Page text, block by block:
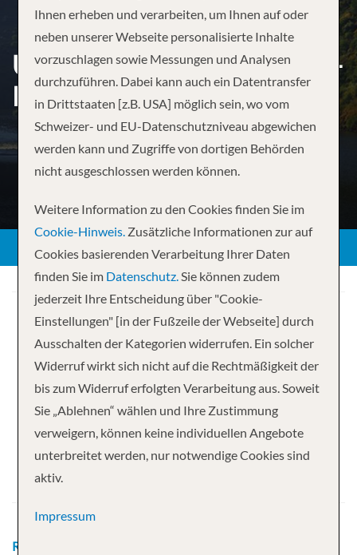
UNFORGETTABLE DOURO –
PORTO TO PORTO
Ihre Kreuzfahrt
10 NächteScenic Azure
Abfahrt
Route
Ihnen erheben und verarbeiten, um Ihnen auf oder
neben unserer Webseite personalisierte Inhalte
vorzuschlagen sowie Messungen und Analysen
durchzuführen. Dabei kann auch ein Datentransfer
in Drittstaaten [z.B. USA] möglich sein, wo vom
Schweizer- und EU-Datenschutzniveau abgewichen
werden kann und Zugriffe von dortigen Behörden
nicht ausgeschlossen werden können.
Weitere Information zu den Cookies finden Sie im
Cookie-Hinweis. Zusätzliche Informationen zur auf
Cookies basierenden Verarbeitung Ihrer Daten
finden Sie im Datenschutz.Sie können zudem
jederzeit Ihre Entscheidung über "Cookie-
Einstellungen" [in der Fußzeile der Webseite] durch
Ausschalten der Kategorien widerrufen. Ein solcher
Widerruf wirkt sich nicht auf die Rechtmäßigkeit der
bis zum Widerruf erfolgten Verarbeitung aus. Soweit
Sie „Ablehnen“ wählen und Ihre Zustimmung
verweigern, können keine individuellen Angebote
unterbreitet werden, nur notwendige Cookies sind
aktiv.
Impressum